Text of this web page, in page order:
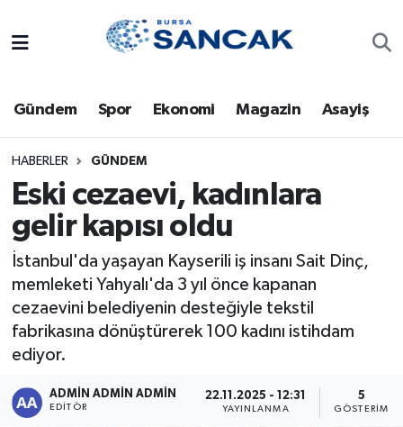
Gündem Spor Ekonomi Magazin Asayiş
HABERLER GÜNDEM
Eski cezaevi, kadınlara
gelir kapısı oldu
İstanbul'da yaşayan Kayserili iş insanı Sait Dinç,
memleketi Yahyalı'da 3 yıl önce kapanan
cezaevini belediyenin desteğiyle tekstil
fabrikasına dönüştürerek 100 kadını istihdam
ediyor.
ADMİN ADMİN ADMİN
EDITÖR
22.11.2025 - 12:31
YAYINLANMA
5
GÖSTERIM
Bursa
Dünya
Eğitim
Ekonomi
Genel
Magazin
Trafik Durumu
Süper Lig Puan Durumu ve Fikstür
Tüm Manşetler
Son Dakika Haberleri
Haber Arşivi